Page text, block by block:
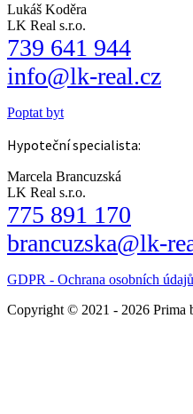
Lukáš Koděra
LK Real s.r.o.
739 641 944
info@lk-real.cz
Poptat byt
Hypoteční specialista:
Marcela Brancuzská
LK Real s.r.o.
775 891 170
brancuzska@lk-
GDPR - Ochrana osobních údajů
Copyright © 2021 - 2026 Prima